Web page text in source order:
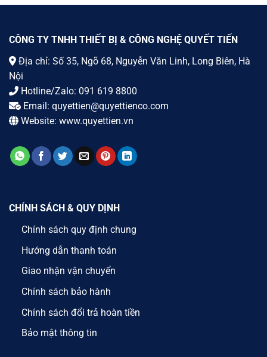
CÔNG TY TNHH THIẾT BỊ & CÔNG NGHỆ QUYẾT TIẾN
Địa chỉ: Số 35, Ngõ 68, Nguyễn Văn Linh, Long Biên, Hà
Nội
Hotline/Zalo: 091 619 8800
Email: quyettien@quyettienco.com
Website: www.quyettien.vn
CHÍNH SÁCH & QUY DỊNH
Chính sách quy định chung
Hướng dẫn thanh toán
Giao nhận vận chuyển
Chính sách bảo hành
Chính sách đổi trả hoàn tiền
Bảo mật thông tin